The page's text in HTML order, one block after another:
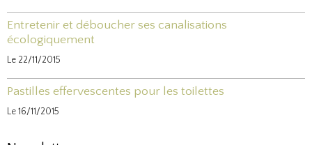
Entretenir et déboucher ses canalisations
écologiquement
Le 22/11/2015
Pastilles effervescentes pour les toilettes
Le 16/11/2015